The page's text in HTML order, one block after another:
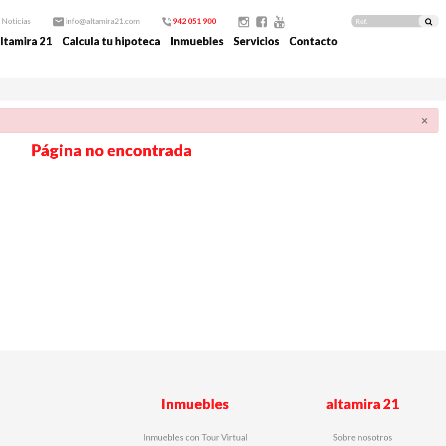
Noticias info@altamira21.com 942 051 900
21 Calcula tu hipoteca Inmuebles Servicios Contacto
×
Página no encontrada
Inmuebles
Inmuebles con Tour Virtual
altamira 21
Sobre nosotros